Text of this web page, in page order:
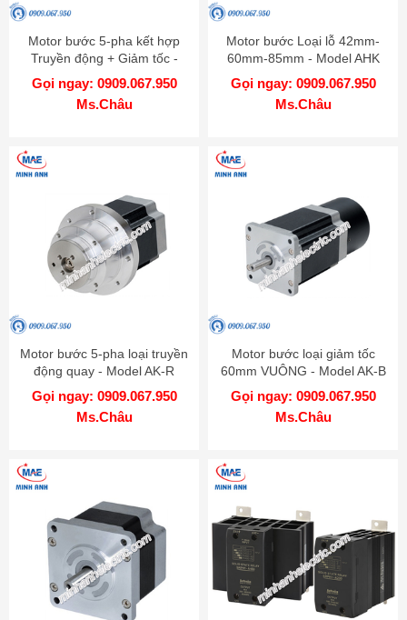
Motor bước 5-pha kết hợp
Truyền động + Giảm tốc -
Model AK-GB
Gọi ngay: 0909.067.950
Ms.Châu
Motor bước Loại lỗ 42mm-
60mm-85mm - Model AHK
Gọi ngay: 0909.067.950
Ms.Châu
Motor bước 5-pha loại truyền
động quay - Model AK-R
Gọi ngay: 0909.067.950
Ms.Châu
Motor bước loại giảm tốc
60mm VUÔNG - Model AK-B
Gọi ngay: 0909.067.950
Ms.Châu